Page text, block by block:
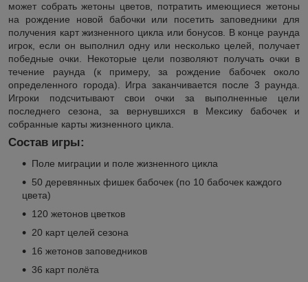
может собрать жетоны цветов, потратить имеющиеся жетоны
на рождение новой бабочки или посетить заповедники для
получения карт жизненного цикла или бонусов. В конце раунда
игрок, если он выполнил одну или несколько целей, получает
победные очки. Некоторые цели позволяют получать очки в
течение раунда (к примеру, за рождение бабочек около
определенного города). Игра заканчивается после 3 раунда.
Игроки подсчитывают свои очки за выполненные цели
последнего сезона, за вернувшихся в Мексику бабочек и
собранные карты жизненного цикла.
Состав игры:
Поле миграции и поле жизненного цикла
50 деревянных фишек бабочек (по 10 бабочек каждого
цвета)
120 жетонов цветков
20 карт целей сезона
16 жетонов заповедников
36 карт полёта